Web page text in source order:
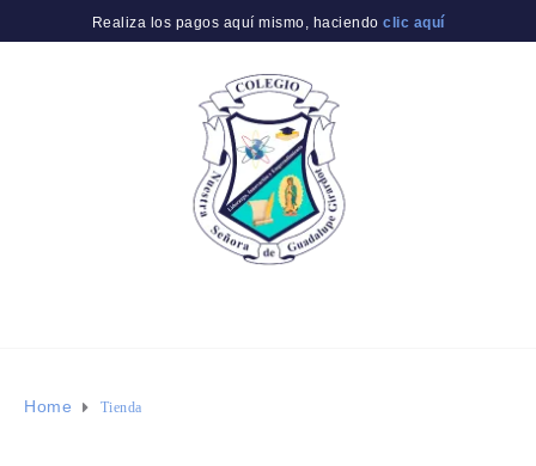
Realiza los pagos aquí mismo, haciendo clic aquí
Home Tienda